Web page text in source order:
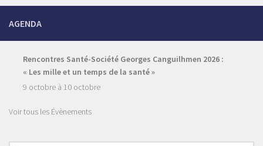
AGENDA
Rencontres Santé-Société Georges Canguilhmen 2026 :
« Les mille et un temps de la santé »
9 octobre à 10 octobre
Voir tous les Évènements